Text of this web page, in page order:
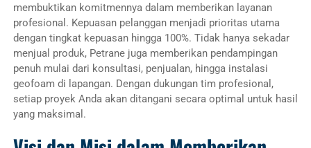
membuktikan komitmennya dalam memberikan layanan
profesional. Kepuasan pelanggan menjadi prioritas utama
dengan tingkat kepuasan hingga 100%. Tidak hanya sekadar
menjual produk, Petrane juga memberikan pendampingan
penuh mulai dari konsultasi, penjualan, hingga instalasi
geofoam di lapangan. Dengan dukungan tim profesional,
setiap proyek Anda akan ditangani secara optimal untuk hasil
yang maksimal.